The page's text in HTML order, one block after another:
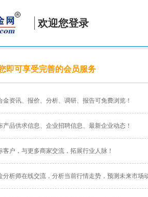
欢迎您登录
即可享受完善的会员服务
金资讯、报价、分析、调研、报告可免费浏览！
产品供求信息、企业招聘信息、最新企业动态！
客户，与更多商家交流，拓展行业人脉！
分析师在线交流，分析当前行情走势，预测未来市场